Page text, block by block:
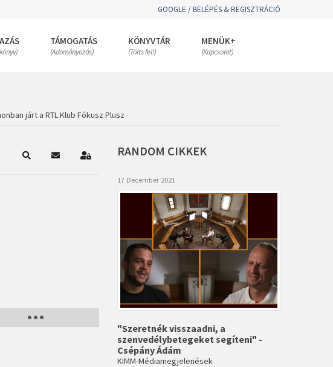
GOOGLE / BELÉPÉS & REGISZTRÁCIÓ
TÁMOGATÁS
(Adományozás)
KÖNYVTÁR
(Tölts fel!)
MENÜK+
(Kapcsolat)
járt a RTL Klub Fókusz Plusz
KeresésSubscribe to blog
Bejelentkezés
RANDOM CIKKEK
17 December 2021
"Szeretnék visszaadni, a
szenvedélybetegeket segíteni" -
Csépány Ádám
KIMM-Médiamegjelenések